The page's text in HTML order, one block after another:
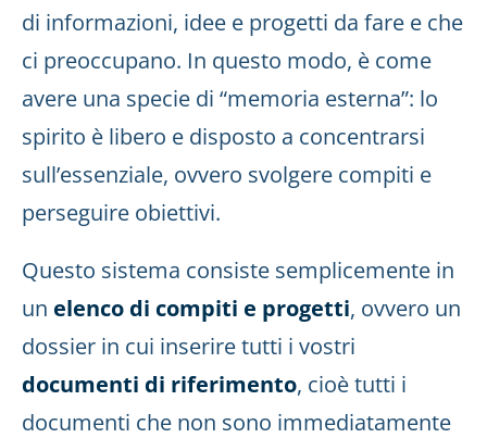
di informazioni, idee e progetti da fare e che
ci preoccupano. In questo modo, è come
avere una specie di “memoria esterna”: lo
spirito è libero e disposto a concentrarsi
sull’essenziale, ovvero svolgere compiti e
perseguire obiettivi.
Questo sistema consiste semplicemente in
un elenco di compiti e progetti, ovvero un
dossier in cui inserire tutti i vostri
documenti di riferimento, cioè tutti i
documenti che non sono immediatamente